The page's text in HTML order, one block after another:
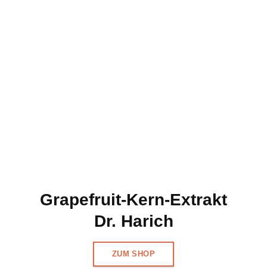
Grapefruit-Kern-Extrakt
Dr. Harich
ZUM SHOP